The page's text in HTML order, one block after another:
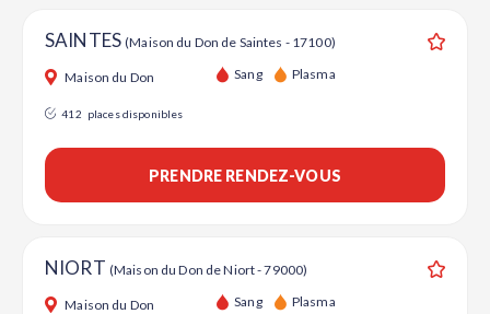
SAINTES(Maison du Don de Saintes - 17100)
Maison du Don Sang Plasma
412 places disponibles
PRENDRE RENDEZ-VOUS
NIORT (Maison du Don de Niort - 79000)
Maison du Don Sang Plasma